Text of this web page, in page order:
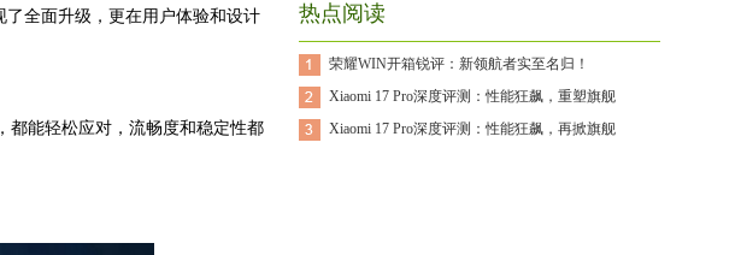
全面升级，更在用户体验和设计
能轻松应对，流畅度和稳定性都
热点阅读
荣耀WIN开箱锐评：新领航者实至名归！
Xiaomi 17 Pro深度评测：性能狂飙，重塑旗舰
Xiaomi 17 Pro深度评测：性能狂飙，再掀旗舰